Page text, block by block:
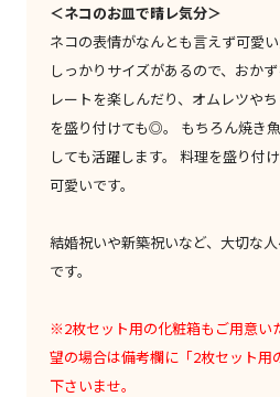
＜ネコのお皿で晴レ気分＞
ネコの表情がなんとも言えず可愛い
しっかりサイズがあるので、おか
レートを楽しんだり、オムレツや
を盛り付けても◎。 もちろん焼き
しても活躍します。 料理を盛り付
可愛いです。
結婚祝いや新築祝いなど、大切な
です。
※2枚セット用の化粧箱もご用意い
望の場合は備考欄に「2枚セット用
下さいませ。